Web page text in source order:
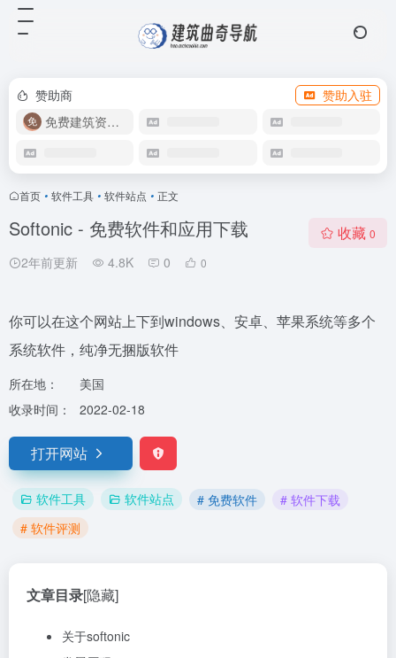
赞助商
赞助入驻
免费建筑资源库
首页 • 软件工具 • 软件站点 • 正文
Softonic - 免费软件和应用下载
2年前更新 4.8K 0 0
收藏 0
你可以在这个网站上下到windows、安卓、苹果系统等多个
系统软件，纯净无捆版软件
所在地：
美国
收录时间：
2022-02-18
打开网站
软件工具 软件站点 # 免费软件
# 软件下载
# 软件评测
文章目录[隐藏]
关于softonic